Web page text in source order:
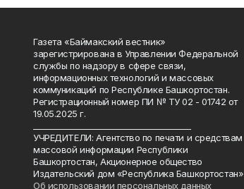
Газета «Баймакский вестник»
зарегистрирована в Управлении Федеральной
службы по надзору в сфере связи,
информационных технологий и массовых
коммуникаций по Республике Башкортостан.
Регистрационный номер ПИ № ТУ 02 - 01742 от
19.05.2025 г.
УЧРЕДИТЕЛИ: Агентство по печати и средствам
массовой информации Республики
Башкортостан, Акционерное общество
Издательский дом «Республика Башкортостан»
Об использовании персональных данных